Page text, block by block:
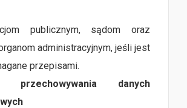
publicznym, sądom oraz
administracyjnym, jeśli jest
przepisami.
przechowywania danych